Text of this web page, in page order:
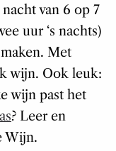
van 6 op 7
uur ‘s nachts)
Met
wijn. Ook leuk:
wijn past het
? Leer en
Wijn.